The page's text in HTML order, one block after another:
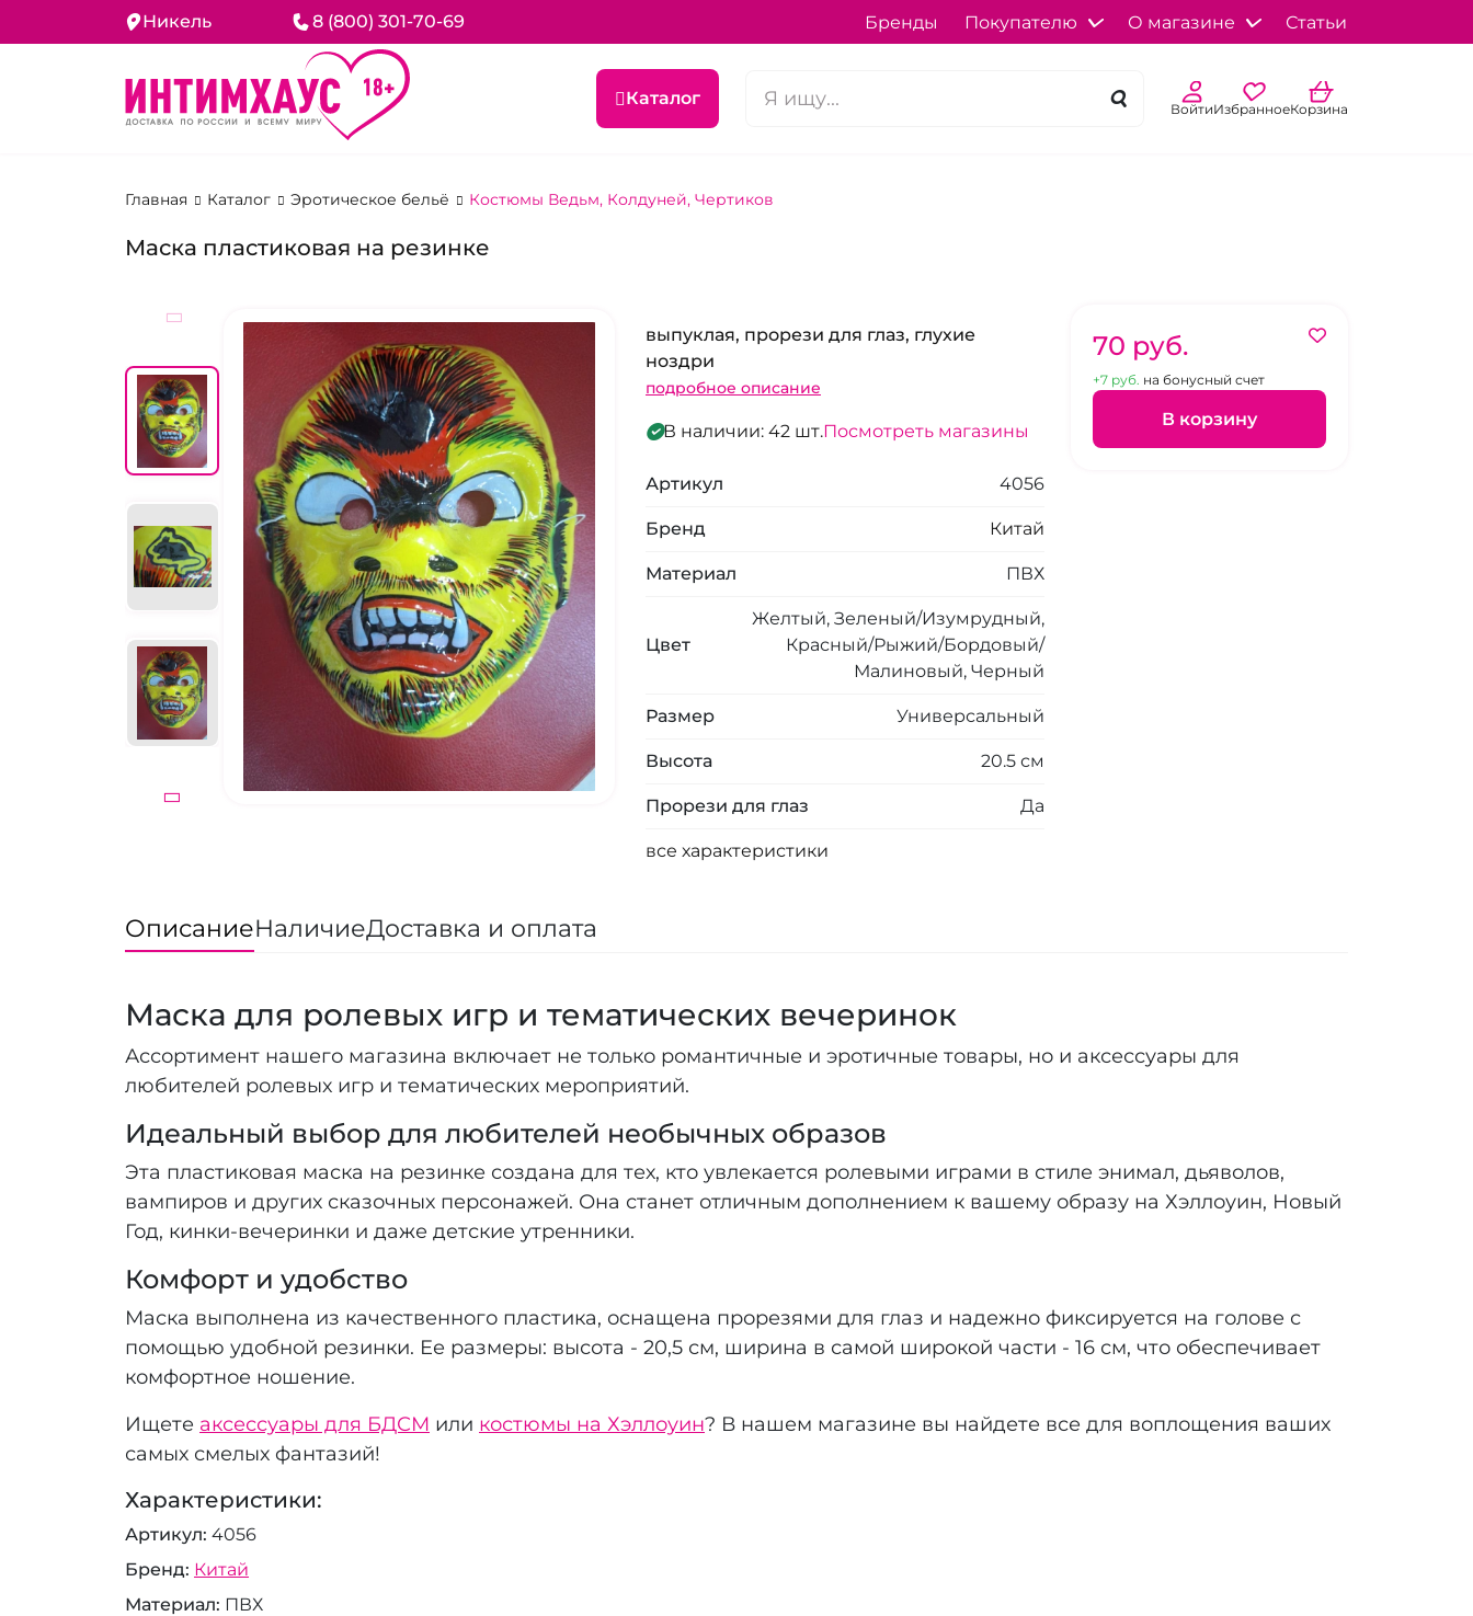
Никель 8 (800) 301-70-69 Бренды Покупателю О магазине Статьи
Каталог ВойтиИзбранноеКорзина
Главная Каталог Эротическое бельё Костюмы Ведьм, Колдуней, Чертиков
Маска пластиковая на резинке
выпуклая, прорези для глаз, глухие
ноздри
подробное описание
В наличии: 42 шт.Посмотреть магазины
Артикул 4056
Бренд Китай
Материал ПВХ
Цвет
Желтый, Зеленый/Изумрудный,
Красный/Рыжий/Бордовый/
Малиновый, Черный
Размер Универсальный
Высота 20.5 см
Прорези для глаз Да
все характеристики
70 pуб.
+7 pуб. на бонусный счет
В корзину
ОписаниеНаличиеДоставка и оплата
Маска для ролевых игр и тематических вечеринок
Ассортимент нашего магазина включает не только романтичные и эротичные товары, но и аксессуары для
любителей ролевых игр и тематических мероприятий.
Идеальный выбор для любителей необычных образов
Эта пластиковая маска на резинке создана для тех, кто увлекается ролевыми играми в стиле энимал, дьяволов,
вампиров и других сказочных персонажей. Она станет отличным дополнением к вашему образу на Хэллоуин, Новый
Год, кинки-вечеринки и даже детские утренники.
Комфорт и удобство
Маска выполнена из качественного пластика, оснащена прорезями для глаз и надежно фиксируется на голове с
помощью удобной резинки. Ее размеры: высота - 20,5 см, ширина в самой широкой части - 16 см, что обеспечивает
комфортное ношение.
Ищете аксессуары для БДСМ или костюмы на Хэллоуин? В нашем магазине вы найдете все для воплощения ваших
самых смелых фантазий!
Характеристики:
Артикул 4056
Бренд Китай
Материал ПВХ